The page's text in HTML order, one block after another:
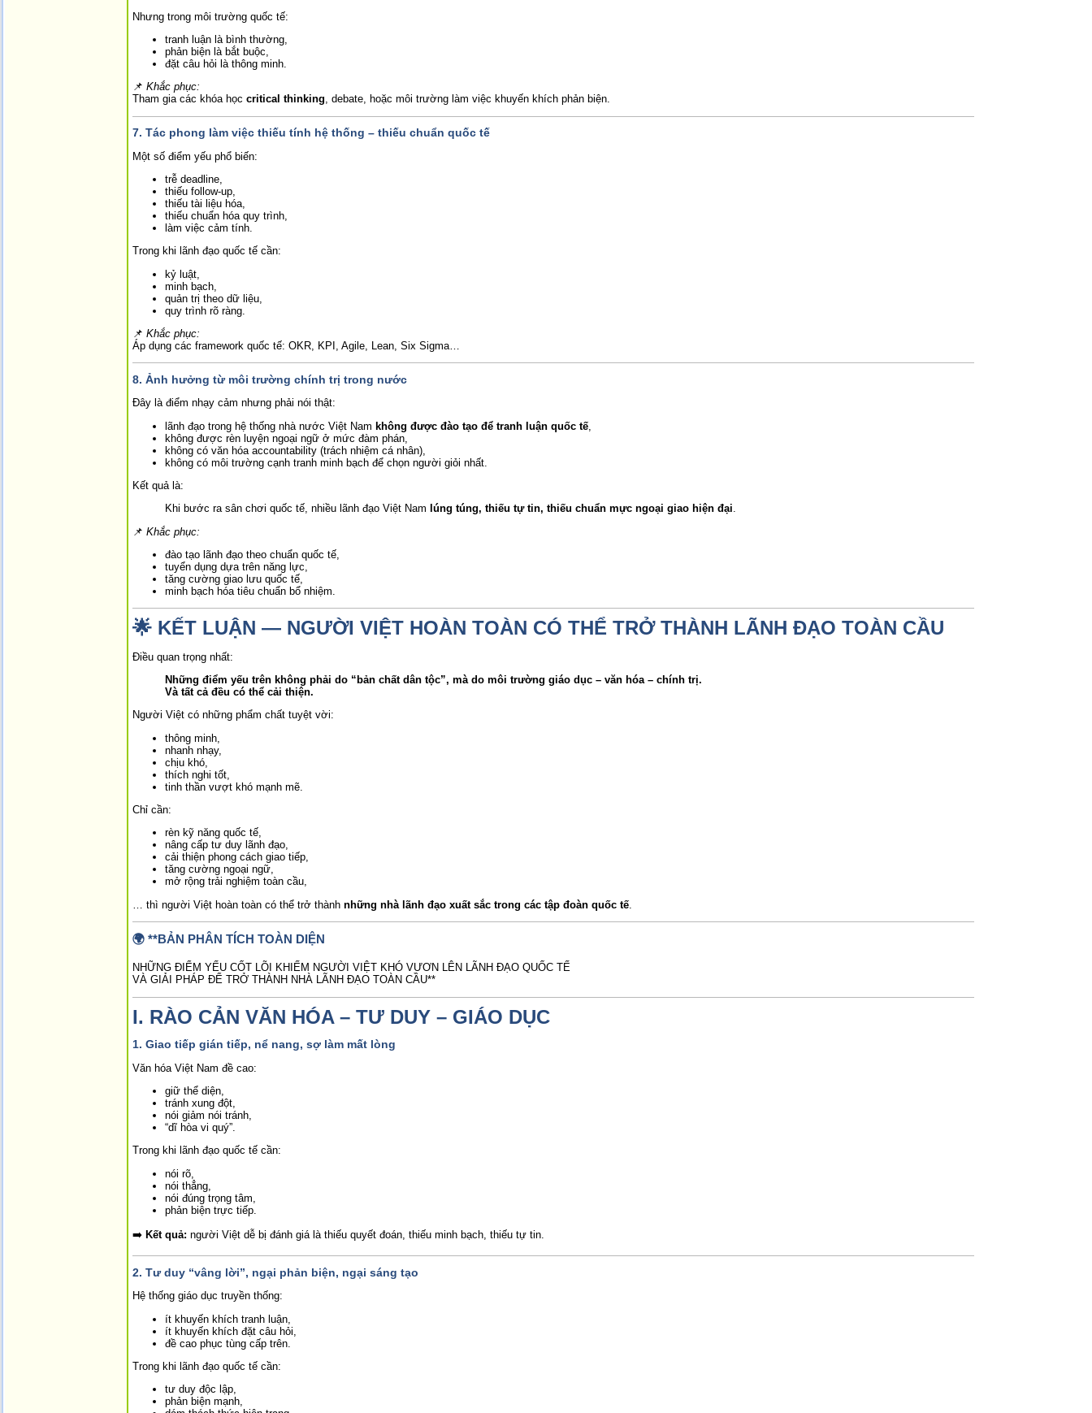
Nhưng trong môi trường quốc tế:
tranh luận là bình thường,
phản biện là bắt buộc,
đặt câu hỏi là thông minh.
📌 Khắc phục:
Tham gia các khóa học critical thinking, debate, hoặc môi trường làm việc khuyến khích phản biện.
7. Tác phong làm việc thiếu tính hệ thống – thiếu chuẩn quốc tế
Một số điểm yếu phổ biến:
trễ deadline,
thiếu follow-up,
thiếu tài liệu hóa,
thiếu chuẩn hóa quy trình,
làm việc cảm tính.
Trong khi lãnh đạo quốc tế cần:
kỷ luật,
minh bạch,
quản trị theo dữ liệu,
quy trình rõ ràng.
📌 Khắc phục:
Áp dụng các framework quốc tế: OKR, KPI, Agile, Lean, Six Sigma…
8. Ảnh hưởng từ môi trường chính trị trong nước
Đây là điểm nhạy cảm nhưng phải nói thật:
lãnh đạo trong hệ thống nhà nước Việt Nam không được đào tạo để tranh luận quốc tế
không được rèn luyện ngoại ngữ ở mức đàm phán,
không có văn hóa accountability (trách nhiệm cá nhân),
không có môi trường cạnh tranh minh bạch để chọn người giỏi nhất.
Kết quả là:
Khi bước ra sân chơi quốc tế, nhiều lãnh đạo Việt Nam lúng túng, thiếu tự tin, thiếu chuẩn mực ngoại giao hiện đại.
📌 Khắc phục:
đào tạo lãnh đạo theo chuẩn quốc tế,
tuyển dụng dựa trên năng lực,
tăng cường giao lưu quốc tế,
minh bạch hóa tiêu chuẩn bổ nhiệm.
🌟 KẾT LUẬN — NGƯỜI VIỆT HOÀN TOÀN CÓ THỂ TRỞ THÀNH LÃNH ĐẠO TOÀN CẦU
Điều quan trọng nhất:
Những điểm yếu trên không phải do “bản chất dân tộc”, mà do môi trường giáo dục – văn hóa – chính trị.
Và tất cả đều có thể cải thiện.
Người Việt có những phẩm chất tuyệt vời:
thông minh,
nhanh nhạy,
chịu khó,
thích nghi tốt,
tinh thần vượt khó mạnh mẽ.
Chỉ cần:
rèn kỹ năng quốc tế,
nâng cấp tư duy lãnh đạo,
cải thiện phong cách giao tiếp,
tăng cường ngoại ngữ,
mở rộng trải nghiệm toàn cầu,
… thì người Việt hoàn toàn có thể trở thành những nhà lãnh đạo xuất sắc trong các tập đoàn quốc tế
🌍 **BẢN PHÂN TÍCH TOÀN DIỆN
NHỮNG ĐIỂM YẾU CỐT LÕI KHIẾM NGƯỜI VIỆT KHÓ VƯƠN LÊN LÃNH ĐẠO QUỐC TẾ
VÀ GIẢI PHÁP ĐỂ TRỞ THÀNH NHÀ LÃNH ĐẠO TOÀN CẦU**
I. RÀO CẢN VĂN HÓA – TƯ DUY – GIÁO DỤC
1. Giao tiếp gián tiếp, nể nang, sợ làm mất lòng
Văn hóa Việt Nam đề cao:
giữ thể diện,
tránh xung đột,
nói giảm nói tránh,
“dĩ hòa vi quý”.
Trong khi lãnh đạo quốc tế cần:
nói rõ,
nói thẳng,
nói đúng trọng tâm,
phản biện trực tiếp.
➡️ Kết quả: người Việt dễ bị đánh giá là thiếu quyết đoán, thiếu minh bạch, thiếu tự tin.
2. Tư duy “vâng lời”, ngại phản biện, ngại sáng tạo
Hệ thống giáo dục truyền thống:
ít khuyến khích tranh luận,
ít khuyến khích đặt câu hỏi,
đề cao phục tùng cấp trên.
Trong khi lãnh đạo quốc tế cần:
tư duy độc lập,
phản biện mạnh,